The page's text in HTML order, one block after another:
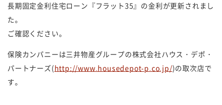
長期固定金利住宅ローン『フラット35』の金利が更新されまし
た。
ご確認ください。
保険カンパニーは三井物産グループの株式会社ハウス・デポ・
パートナーズ(http://www.housedepot-p.co.jp/)の取次店で
す。